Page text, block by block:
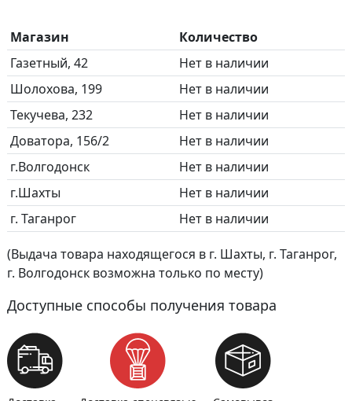
Магазин
Количество
Газетный, 42
Нет в наличии
Шолохова, 199
Нет в наличии
Текучева, 232
Нет в наличии
Доватора, 156/2
Нет в наличии
г.Волгодонск
Нет в наличии
г.Шахты
Нет в наличии
г. Таганрог
Нет в наличии
(Выдача товара находящегося в г. Шахты, г. Таганрог,
г. Волгодонск возможна только по месту)
Доступные способы получения товара